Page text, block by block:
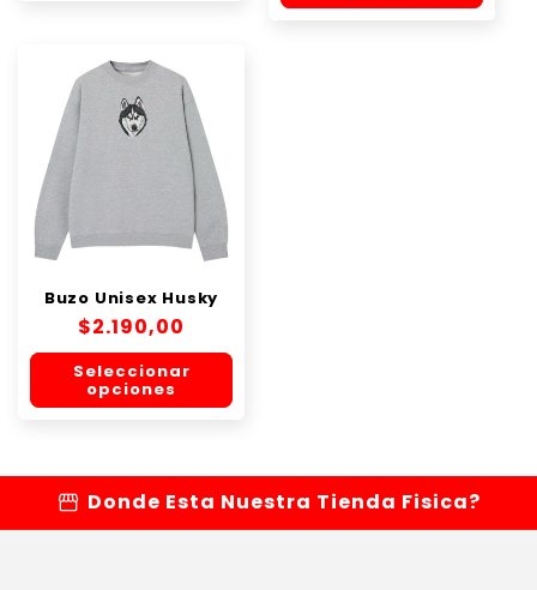
Buzo Unisex Husky
Precio
habitual
$2.190,00
Seleccionar
opciones
storefront Donde Esta Nuestra Tienda Fisica?